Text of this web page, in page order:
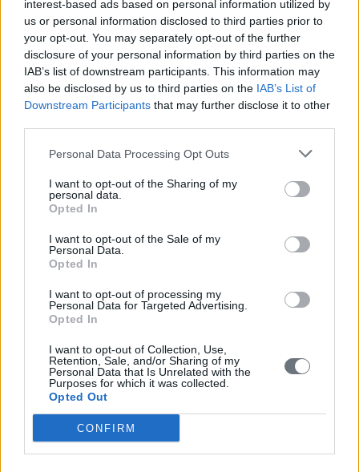
interest-based ads based on personal information utilized by
us or personal information disclosed to third parties prior to
your opt-out. You may separately opt-out of the further
disclosure of your personal information by third parties on the
IAB’s list of downstream participants. This information may
also be disclosed by us to third parties on the IAB’s List of
Downstream Participants that may further disclose it to other
Personal Data Processing Opt Outs
I want to opt-out of the Sharing of my
personal data.
Opted In
I want to opt-out of the Sale of my
Personal Data.
Opted In
I want to opt-out of processing my
Personal Data for Targeted Advertising.
Opted In
I want to opt-out of Collection, Use,
Retention, Sale, and/or Sharing of my
Personal Data that Is Unrelated with the
Purposes for which it was collected.
Opted Out
CONFIRM
Ευρωπαϊκό Πρόγραμμα InHeriT
Ευρωπαϊκό Πρόγραμμα ST-ART APP
Νέα & Ανακοινώσεις
Πολιτιστικές
ΔΑΝΕΙΣΤΙΚΗ ΒΙΒΛΙΟΘΗΚΗ ΜΑΝΙΑΤΑΚΕΙΟΥ
ΚΟΡΩΝΗ
Δευτέρα, 20 Ιουλίου 2026
Πολιτιστικές
ΙΔΡΥΜΑΤΟΣ ΣΤΗΝ ΚΟΡΩΝΗ ΙΟΥΛΙΟΣ - ΟΚΤΩΒΡΙΟΣ
2026
Εκδηλώσεις
Πολιτιστικές
ΠΑΡΟΥΣΙΑΣΗ ΤΟΥ ΒΙΒΛΙΟΥ «ΠΑΝΟΣ ΕΝΕΚΕΝ» ΤΗΣ